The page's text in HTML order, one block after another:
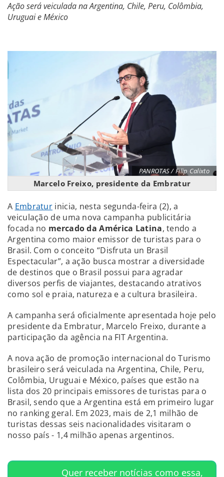
Ação será veiculada na Argentina, Chile, Peru, Colômbia,
Uruguai e México
PANROTAS / Filip Calixto
Marcelo Freixo, presidente da Embratur
A Embratur inicia, nesta segunda-feira (2), a
veiculação de uma nova campanha publicitária
focada no mercado da América Latina, tendo a
Argentina como maior emissor de turistas para o
Brasil. Com o conceito “Disfruta un Brasil
Espectacular”, a ação busca mostrar a diversidade
de destinos que o Brasil possui para agradar
diversos perfis de viajantes, destacando atrativos
como sol e praia, natureza e a cultura brasileira.
A campanha será oficialmente apresentada hoje pelo
presidente da Embratur, Marcelo Freixo, durante a
participação da agência na FIT Argentina.
A nova ação de promoção internacional do Turismo
brasileiro será veiculada na Argentina, Chile, Peru,
Colômbia, Uruguai e México, países que estão na
lista dos 20 principais emissores de turistas para o
Brasil, sendo que a Argentina está em primeiro lugar
no ranking geral. Em 2023, mais de 2,1 milhão de
turistas dessas seis nacionalidades visitaram o
nosso país - 1,4 milhão apenas argentinos.
Quer receber notícias como essa,